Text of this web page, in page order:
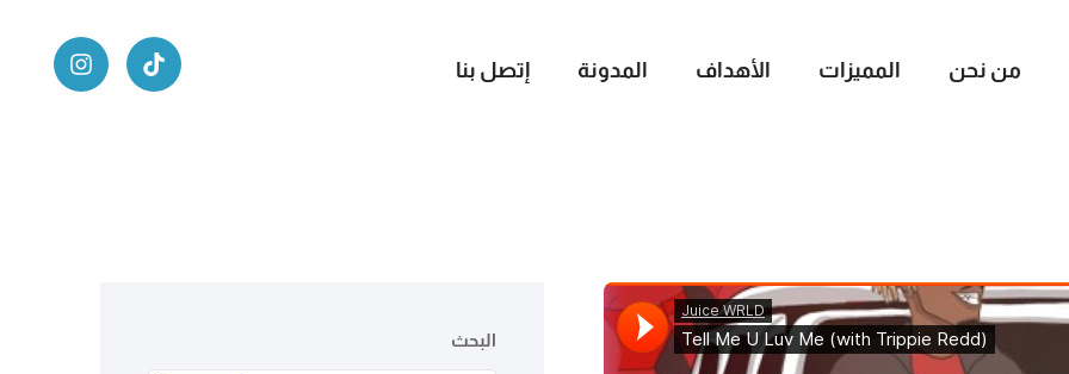
من نحن المميزات الأهداف المدونة إتصل بنا
البحث